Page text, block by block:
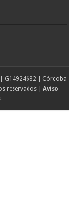
G14924682 | Córdoba
reservados | Aviso